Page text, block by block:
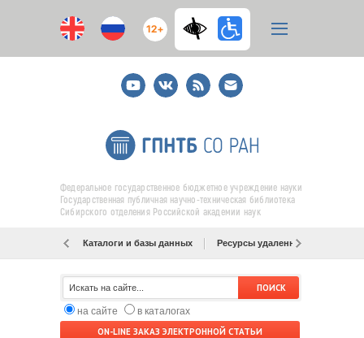
12+
YoutubeВКонтакте
RSS
E-
mail
подписка
Федеральное государственное бюджетное учреждение науки
Государственная публичная научно-техническая библиотека
Сибирского отделения Российской академии наук
Каталоги и базы данных Ресурсы удаленного доступа
на сайте
в каталогах
ON-LINE ЗАКАЗ ЭЛЕКТРОННОЙ СТАТЬИ